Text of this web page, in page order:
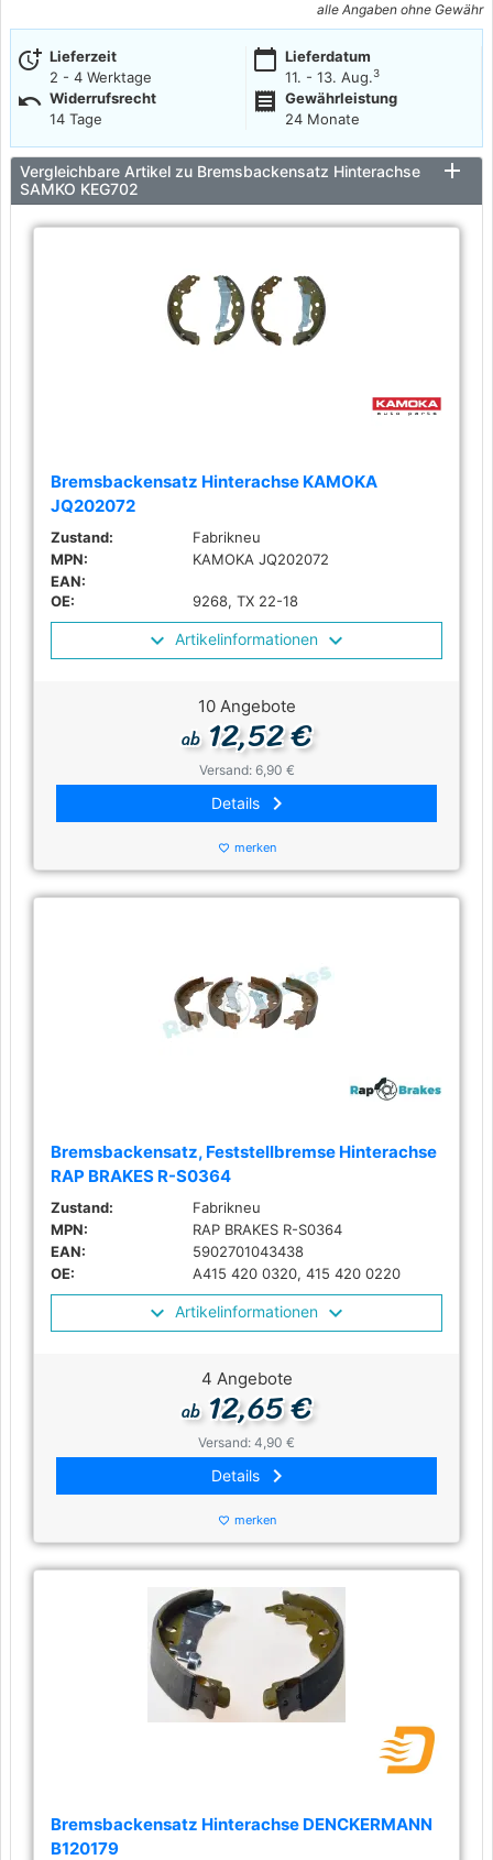
alle Angaben ohne Gewähr
more_time Lieferzeit
2 - 4 Werktage
calendar_today Lieferdatum
11. - 13. Aug.3
undo Widerrufsrecht
14 Tage
receipt
Gewährleistung
24 Monate
Vergleichbare Artikel zu Bremsbackensatz Hinterachse
SAMKO KEG702
Bremsbackensatz Hinterachse KAMOKA
JQ202072
Zustand:
Fabrikneu
MPN:
KAMOKA JQ202072
EAN:
OE:
9268, TX 22-18
Artikelinformationen
10 Angebote
ab12,52 €
Versand: 6,90 €
Details keyboard_arrow_right
favorite_border merken
Bremsbackensatz, Feststellbremse Hinterachse
RAP BRAKES R-S0364
Zustand:
Fabrikneu
MPN:
RAP BRAKES R-S0364
EAN:
5902701043438
OE:
A415 420 0320, 415 420 0220
Artikelinformationen
4 Angebote
ab12,65 €
Versand: 4,90 €
Details keyboard_arrow_right
favorite_border merken
Bremsbackensatz Hinterachse DENCKERMANN
B120179